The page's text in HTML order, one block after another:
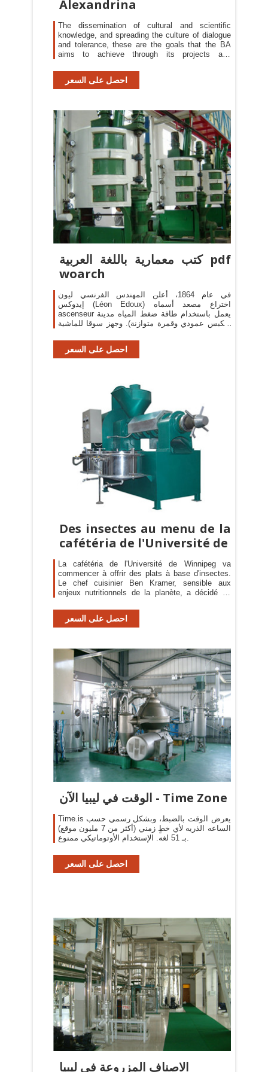
Alexandrina
The dissemination of cultural and scientific
knowledge, and spreading the culture of dialogue
and tolerance, these are the goals that the BA
aims to achieve through its projects and
projects, as well as numerous cultural and
scientific events, every year, such as annual
احصل على السعر
كتب معمارية باللغة العربية pdf
woarch
في عام 1864، أعلن المهندس الفرنسي ليون
إيدوكس (Léon Edoux) اختراع مصعد أسماه
ascenseur يعمل باستخدام طاقة ضغط المياه مدينة
(مكبس عمودي وقمرة متوازنة). وجهز سوقا للماشية
احصل على السعر
Des insectes au menu de la
cafétéria de l'Université de
La cafétéria de l'Université de Winnipeg va
commencer à offrir des plats à base d'insectes.
Le chef cuisinier Ben Kramer, sensible aux
enjeux nutritionnels de la planète, a décidé de
احصل على السعر
الوقت في ليبيا الآن - Time Zone
Time.is يعرض الوقت بالضبط، وبشكل رسمي حسب
الساعه الذريه لأي خطٍ زمني (أكثر من 7 مليون موقع)
بـ 51 لغه. الإستخدام الأوتوماتيكي ممنوع.
احصل على السعر
الاصناف المزروعة في ليبيا